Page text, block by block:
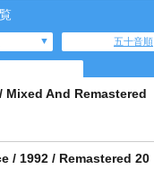
五十音順
And Remastered
/ 1992 / Remastered 20